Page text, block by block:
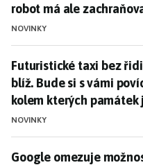
robot má ale
NOVINKY
Futuristické taxi bez
Futuristické taxi bez
blíž. Bude si s vámi
kolem kterých
NOVINKY
Google omezuje
Google omezuje